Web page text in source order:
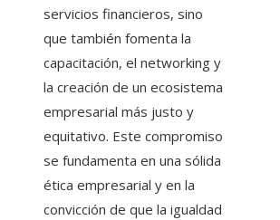
servicios financieros, sino
que también fomenta la
capacitación, el networking y
la creación de un ecosistema
empresarial más justo y
equitativo. Este compromiso
se fundamenta en una sólida
ética empresarial y en la
convicción de que la igualdad